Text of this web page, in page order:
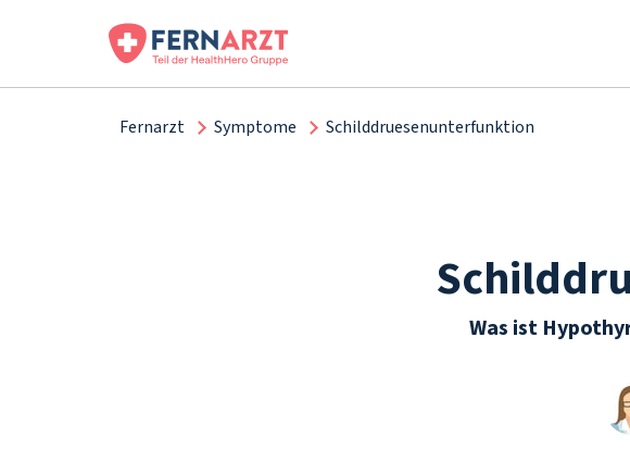
Fernarzt Symptome Schilddruesenunterfunktion
Was ist